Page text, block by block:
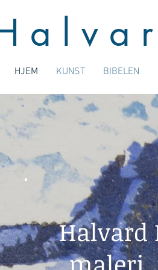
a l v a
HJEM KUNST BIBELEN
Halvard